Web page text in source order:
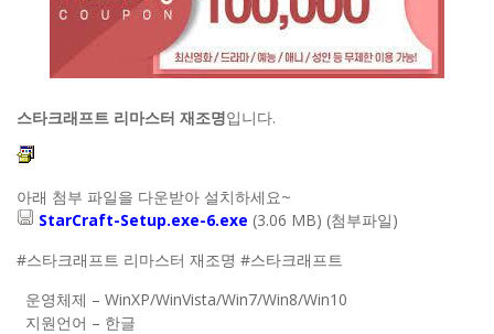
스타크래프트 리마스터 재조명입니다.
아래 첨부 파일을 다운받아 설치하세요~
StarCraft-Setup.exe-6.exe (3.06 MB) (첨부파일)
#스타크래프트 리마스터 재조명 #스타크래프트
운영체제 – WinXP/WinVista/Win7/Win8/Win10
지원언어 – 한글